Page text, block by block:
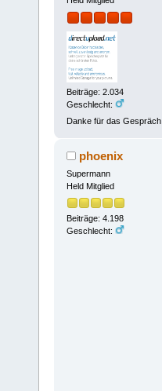
Beiträge: 2.034
Geschlecht:
Danke für das Gespräch.
phoenix
Supermann
Held Mitglied
Beiträge: 4.198
Geschlecht: